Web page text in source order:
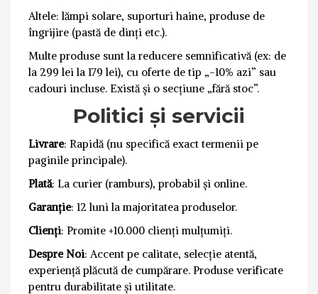
Altele: lămpi solare, suporturi haine, produse de
îngrijire (pastă de dinți etc.).
Multe produse sunt la reducere semnificativă (ex: de
la 299 lei la 179 lei), cu oferte de tip „-10% azi” sau
cadouri incluse. Există și o secțiune „fără stoc”.
Politici și servicii
Livrare: Rapidă (nu specifică exact termenii pe
paginile principale).
Plată: La curier (ramburs), probabil și online.
Garanție: 12 luni la majoritatea produselor.
Clienți: Promite +10.000 clienți mulțumiți.
Despre Noi: Accent pe calitate, selecție atentă,
experiență plăcută de cumpărare. Produse verificate
pentru durabilitate și utilitate.